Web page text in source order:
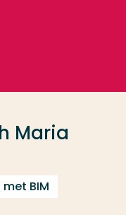
Maria
BIM